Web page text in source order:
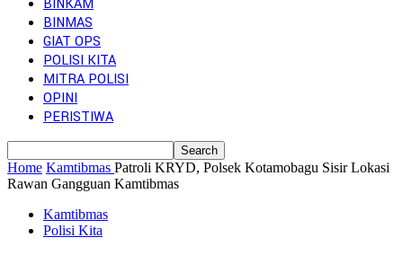
BINKAM
BINMAS
GIAT OPS
POLISI KITA
MITRA POLISI
OPINI
PERISTIWA
Home Kamtibmas Patroli KRYD, Polsek Kotamobagu Sisir Lokasi
Rawan Gangguan Kamtibmas
Kamtibmas
Polisi Kita